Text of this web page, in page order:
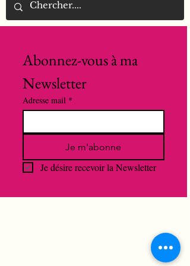
Abonnez-vous à ma
Newsletter
Adresse mail *
Je m'abonne
Je désire recevoir la Newsletter